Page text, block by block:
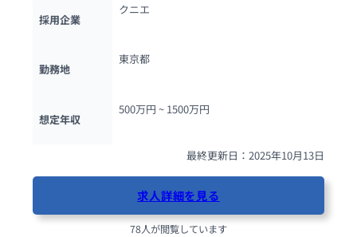
採用企業
クニエ
勤務地
東京都
想定年収
500万円 ~ 1500万円
最終更新日：2025年10月13日
求人詳細を見る
78人が閲覧しています